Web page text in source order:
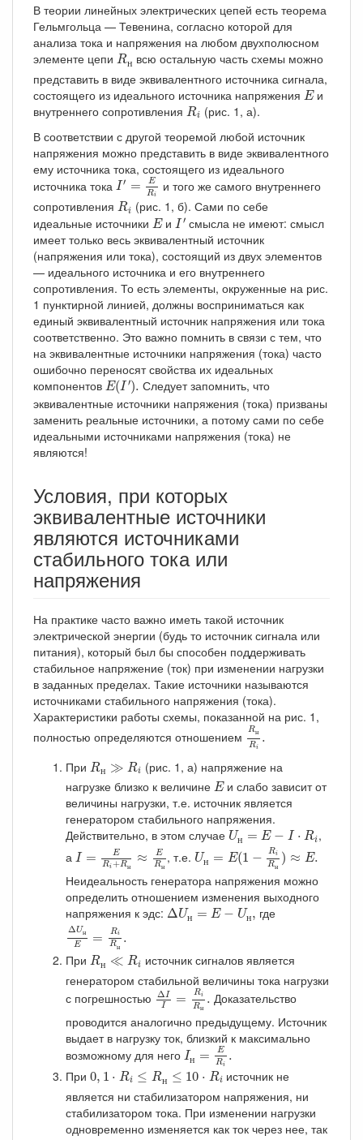
В теории линейных электрических цепей есть теорема
Гельмгольца — Тевенина, согласно которой для
анализа тока и напряжения на любом двухполюсном
элементе цепи Rн
Rн всю остальную часть схемы можно
представить в виде эквивалентного источника сигнала,
состоящего из идеального источника напряжения E
Eи
внутреннего сопротивления Ri
Ri (рис. 1, а).
В соответствии с другой теоремой любой источник
напряжения можно представить в виде эквивалентного
ему источника тока, состоящего из идеального
источника тока I ′ =
E
Ri
I′=E Ri
и того же самого внутреннего
сопротивления Ri
Ri (рис. 1, б). Сами по себе
идеальные источники E
EиI ′
I′ смысла не имеют: смысл
имеет только весь эквивалентный источник
(напряжения или тока), состоящий из двух элементов
— идеального источника и его внутреннего
сопротивления. То есть элементы, окруженные на рис.
1 пунктирной линией, должны восприниматься как
единый эквивалентный источник напряжения или тока
соответственно. Это важно помнить в связи с тем, что
на эквивалентные источники напряжения (тока) часто
ошибочно переносят свойства их идеальных
компонентов E(I ′).
E(I′). Следует запомнить, что
эквивалентные источники напряжения (тока) призваны
заменить реальные источники, а потому сами по себе
идеальными источниками напряжения (тока) не
являются!
Условия, при которых
эквивалентные источники
являются источниками
стабильного тока или
напряжения
На практике часто важно иметь такой источник
электрической энергии (будь то источник сигнала или
питания), который был бы способен поддерживать
стабильное напряжение (ток) при изменении нагрузки
в заданных пределах. Такие источники называются
источниками стабильного напряжения (тока).
Характеристики работы схемы, показанной на рис. 1,
полностью определяются отношением
Rн
Ri
.
RнRi.
При Rн ≫ Ri
Rн ≫ Ri
(рис. 1, а) напряжение на
нагрузке близко к величине E
Eи слабо зависит от
величины нагрузки, т.е. источник является
генератором стабильного напряжения.
Действительно, в этом случае Uн = E − I ⋅ Ri
Uн=E−I i
,
а I =
E
Ri+Rн
≈
E
Rн
I= +R Rн , т.е. Uн = E(1 − Ri
Rн
) ≈ E.
Uн (1− Rн )
Неидеальность генератора напряжения можно
определить отношением изменения выходного
напряжения к эдс: ΔUн = E − Uн,
ΔUн= E−Uн, где
ΔUн
E = Ri
Rн
.
ΔUн Ri
При Rн ≪ Ri
Rн ≪Ri
источник сигналов является
генератором стабильной величины тока нагрузки
с погрешностью ΔI
I
= Ri
Rн
.
ΔII=RiRн.Доказательство
проводится аналогично предыдущему. Источник
выдает в нагрузку ток, близкий к максимально
возможному для него Iн =
E
Ri
.
Iн=ERi.
При 0, 1 ⋅ Ri ≤ Rн ≤ 10 ⋅ Ri
0 1 Ri≤ Rн ≤10⋅Ri
источник не
является ни стабилизатором напряжения, ни
стабилизатором тока. При изменении нагрузки
одновременно изменяется как ток через нее, так